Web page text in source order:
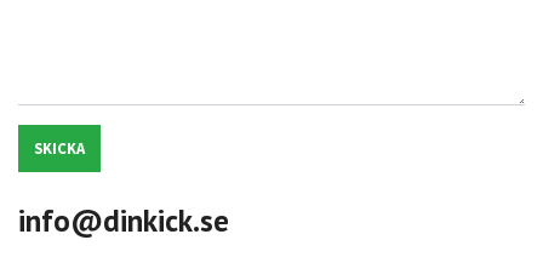
SKICKA
info@dinkick.se